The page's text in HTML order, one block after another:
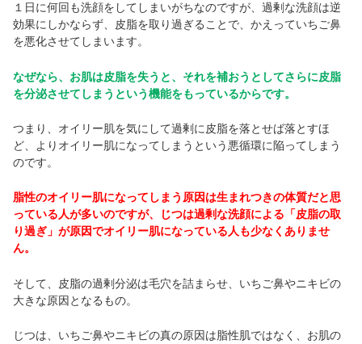
１日に何回も洗顔をしてしまいがちなのですが、過剰な洗顔は逆
効果にしかならず、皮脂を取り過ぎることで、かえっていちご鼻
を悪化させてしまいます。
なぜなら、お肌は皮脂を失うと、それを補おうとしてさらに皮脂
を分泌させてしまうという機能をもっているからです。
つまり、オイリー肌を気にして過剰に皮脂を落とせば落とすほ
ど、よりオイリー肌になってしまうという悪循環に陥ってしまう
のです。
脂性のオイリー肌になってしまう原因は生まれつきの体質だと思
っている人が多いのですが、じつは過剰な洗顔による「皮脂の取
り過ぎ」が原因でオイリー肌になっている人も少なくありませ
ん。
そして、皮脂の過剰分泌は毛穴を詰まらせ、いちご鼻やニキビの
大きな原因となるもの。
じつは、いちご鼻やニキビの真の原因は脂性肌ではなく、お肌の